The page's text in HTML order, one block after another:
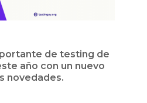
de testing de
año con un nuevo
novedades.